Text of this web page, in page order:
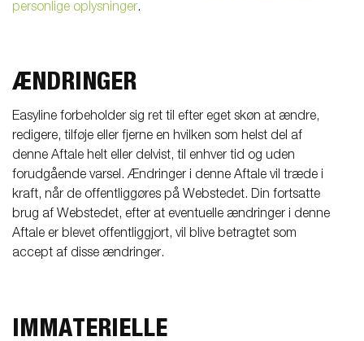
personlige oplysninger.
ÆNDRINGER
Easyline forbeholder sig ret til efter eget skøn at ændre,
redigere, tilføje eller fjerne en hvilken som helst del af
denne Aftale helt eller delvist, til enhver tid og uden
forudgående varsel. Ændringer i denne Aftale vil træde i
kraft, når de offentliggøres på Webstedet. Din fortsatte
brug af Webstedet, efter at eventuelle ændringer i denne
Aftale er blevet offentliggjort, vil blive betragtet som
accept af disse ændringer.
IMMATERIELLE